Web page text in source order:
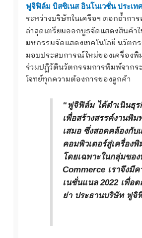
ฟูจิฟิล์ม บิสซิเนส อินโนเวชั่น ประเท
ระหว่างบริษัทในเครือฯ ตอกย้ำกา
ล่าสุดเตรียมออกบูธจัดแสดงสินค้า
มหกรรมจัดแสดงเทคโนโลยี นวัต
มอบประสบการณ์ใหม่ของเครื่องพิ
ร่วมปฏิวัตินวัตกรรมการพิมพ์จากร
โจทย์ทุกความต้องการของลูกค้า
“ฟูจิฟิล์ม ได้ดำเนินธุ
เพื่อสร้างสรรค์งานพิ
เสมอ ซึ่งสอดคล้องกั
คอมพิวเตอร์สู่เครื่อง
โดยเฉพาะในกลุ่มขอ
Commerce เราจึงมี
เนชั่นแนล 2022 เพื่อ
ย่า ประธานบริษัท ฟูจิ